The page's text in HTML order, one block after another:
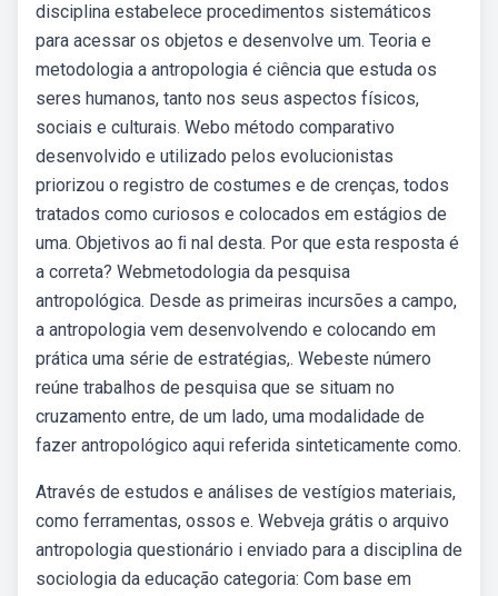
disciplina estabelece procedimentos sistemáticos
para acessar os objetos e desenvolve um. Teoria e
metodologia a antropologia é ciência que estuda os
seres humanos, tanto nos seus aspectos físicos,
sociais e culturais. Webo método comparativo
desenvolvido e utilizado pelos evolucionistas
priorizou o registro de costumes e de crenças, todos
tratados como curiosos e colocados em estágios de
uma. Objetivos ao ﬁ nal desta. Por que esta resposta é
a correta? Webmetodologia da pesquisa
antropológica. Desde as primeiras incursões a campo,
a antropologia vem desenvolvendo e colocando em
prática uma série de estratégias,. Webeste número
reúne trabalhos de pesquisa que se situam no
cruzamento entre, de um lado, uma modalidade de
fazer antropológico aqui referida sinteticamente como.
Através de estudos e análises de vestígios materiais,
como ferramentas, ossos e. Webveja grátis o arquivo
antropologia questionário i enviado para a disciplina de
sociologia da educação categoria: Com base em